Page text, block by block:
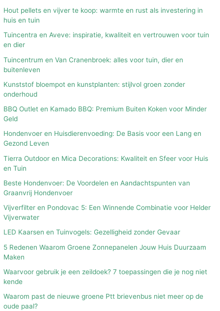
Hout pellets en vijver te koop: warmte en rust als investering in
huis en tuin
Tuincentra en Aveve: inspiratie, kwaliteit en vertrouwen voor tuin
en dier
Tuincentrum en Van Cranenbroek: alles voor tuin, dier en
buitenleven
Kunststof bloempot en kunstplanten: stijlvol groen zonder
onderhoud
BBQ Outlet en Kamado BBQ: Premium Buiten Koken voor Minder
Geld
Hondenvoer en Huisdierenvoeding: De Basis voor een Lang en
Gezond Leven
Tierra Outdoor en Mica Decorations: Kwaliteit en Sfeer voor Huis
en Tuin
Beste Hondenvoer: De Voordelen en Aandachtspunten van
Graanvrij Hondenvoer
Vijverfilter en Pondovac 5: Een Winnende Combinatie voor Helder
Vijverwater
LED Kaarsen en Tuinvogels: Gezelligheid zonder Gevaar
5 Redenen Waarom Groene Zonnepanelen Jouw Huis Duurzaam
Maken
Waarvoor gebruik je een zeildoek? 7 toepassingen die je nog niet
kende
Waarom past de nieuwe groene Ptt brievenbus niet meer op de
oude paal?